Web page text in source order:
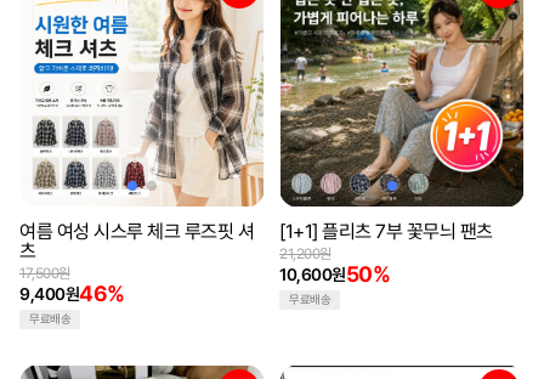
여름 여성 시스루 체크 루즈핏 셔
츠
9,400원46%
17,500원
무료배송
[1+1] 플리츠 7부 꽃무늬 팬츠
10,600원50%
21,200원
무료배송